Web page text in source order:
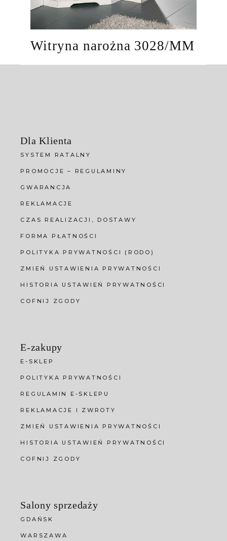
Witryna narożna 3028/MM
Dla Klienta
SYSTEM RATALNY
PROMOCJE – REGULAMINY
GWARANCJA
REKLAMACJE
CZAS REALIZACJI, DOSTAWY
FORMA PŁATNOŚCI
POLITYKA PRYWATNOŚCI (RODO)
ZMIEŃ USTAWIENIA PRYWATNOŚCI
HISTORIA USTAWIEŃ PRYWATNOŚCI
COFNIJ ZGODY
E-zakupy
E-SKLEP
POLITYKA PRYWATNOŚCI
REGULAMIN E-SKLEPU
REKLAMACJE I ZWROTY
ZMIEŃ USTAWIENIA PRYWATNOŚCI
HISTORIA USTAWIEŃ PRYWATNOŚCI
COFNIJ ZGODY
Salony sprzedaży
GDAŃSK
WARSZAWA